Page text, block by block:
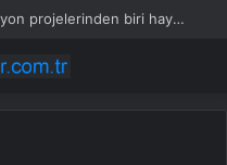
Şanlıurfa’nın en büyük rekreasyon projelerinden biri hayata geçiyor